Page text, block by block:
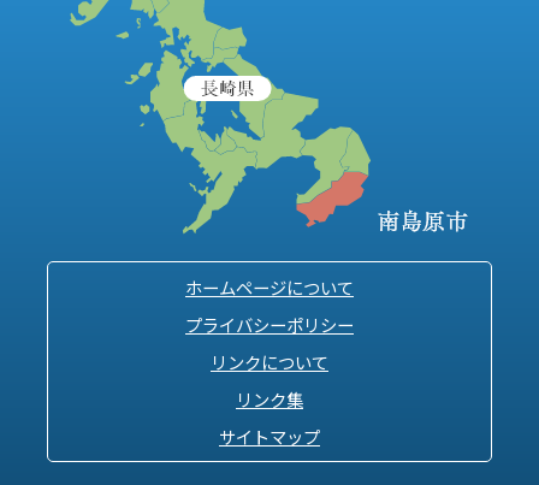
ホームページについて
プライバシーポリシー
リンクについて
リンク集
サイトマップ